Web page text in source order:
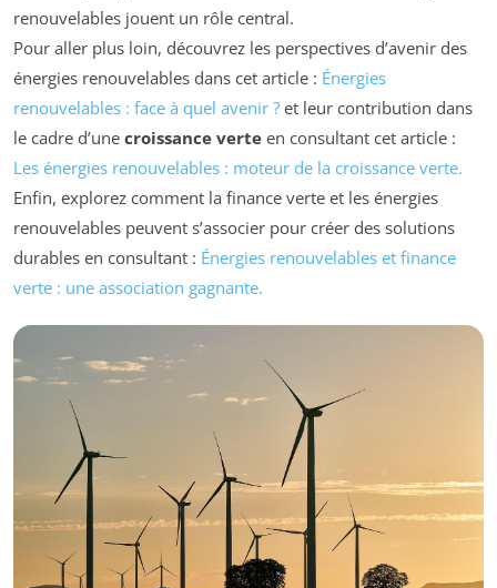
renouvelables jouent un rôle central.
Pour aller plus loin, découvrez les perspectives d’avenir des
énergies renouvelables dans cet article : Énergies
renouvelables : face à quel avenir ? et leur contribution dans
le cadre d’une croissance verte en consultant cet article :
Les énergies renouvelables : moteur de la croissance verte.
Enfin, explorez comment la finance verte et les énergies
renouvelables peuvent s’associer pour créer des solutions
durables en consultant : Énergies renouvelables et finance
verte : une association gagnante.